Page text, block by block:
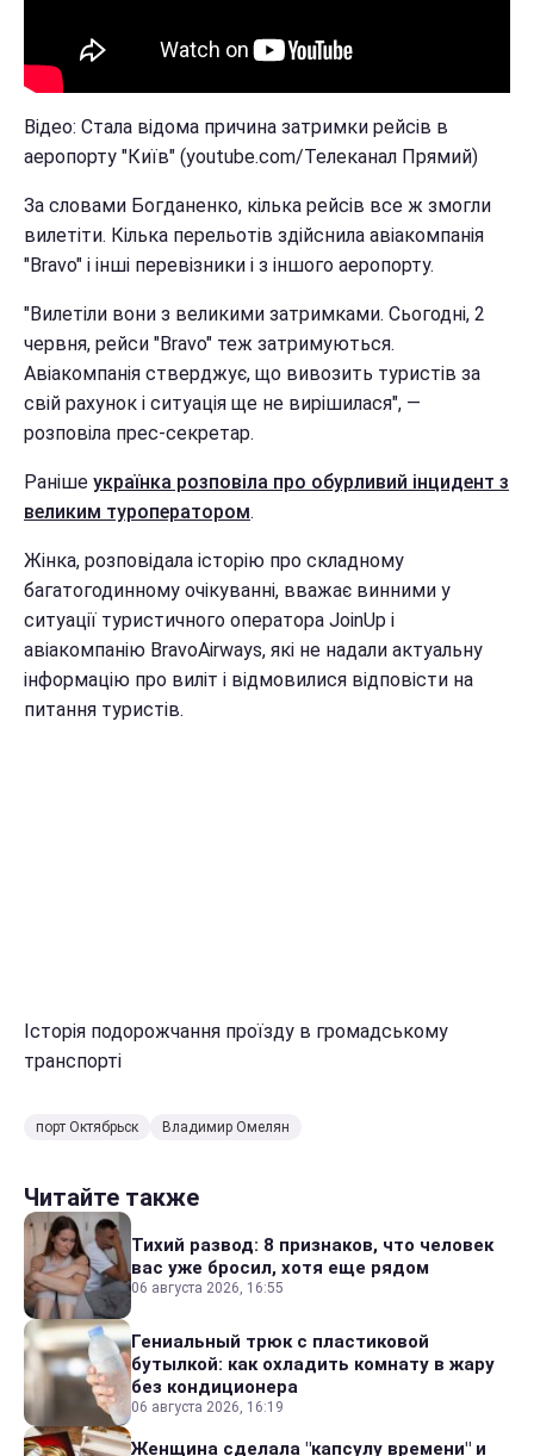
Відео: Стала відома причина затримки рейсів в
аеропорту "Київ" (youtube.com/Телеканал Прямий)
За словами Богданенко, кілька рейсів все ж змогли
вилетіти. Кілька перельотів здійснила авіакомпанія
"Bravo" і інші перевізники і з іншого аеропорту.
"Вилетіли вони з великими затримками. Сьогодні, 2
червня, рейси "Bravo" теж затримуються.
Авіакомпанія стверджує, що вивозить туристів за
свій рахунок і ситуація ще не вирішилася", ―
розповіла прес-секретар.
Раніше українка розповіла про обурливий інцидент з
великим туроператором.
Жінка, розповідала історію про складному
багатогодинному очікуванні, вважає винними у
ситуації туристичного оператора JoinUp і
авіакомпанію BravoAirways, які не надали актуальну
інформацію про виліт і відмовилися відповісти на
питання туристів.
Історія подорожчання проїзду в громадському
транспорті
порт Октябрьск Владимир Омелян
Читайте также
Тихий развод: 8 признаков, что человек
вас уже бросил, хотя еще рядом
06 августа 2026, 16:55
Гениальный трюк с пластиковой
бутылкой: как охладить комнату в жару
без кондиционера
06 августа 2026, 16:19
Женщина сделала "капсулу времени" и